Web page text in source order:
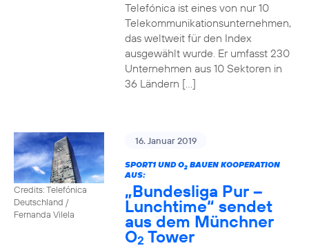
Telefónica ist eines von nur 10
Telekommunikationsunternehmen,
das weltweit für den Index
ausgewählt wurde. Er umfasst 230
Unternehmen aus 10 Sektoren in
36 Ländern […]
Credits: Telefónica
Deutschland /
Fernanda Vilela
16. Januar 2019
SPORT1 UND O2BAUEN KOOPERATION
AUS:
„Bundesliga Pur –
Lunchtime“ sendet
aus dem Münchner
O2 Tower